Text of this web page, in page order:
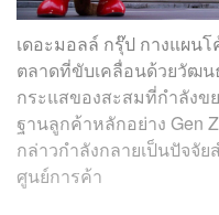
เดอะมอลล์ กรุ๊ป กางแผน
ตลาดที่ขับเคลื่อนด้วยวัฒนธ
กระแสของสะสมที่กำลังข
ฐานลูกค้าหลักอย่าง Gen
กล่าวกำลังกลายเป็นปัจจั
ศูนย์การค้า